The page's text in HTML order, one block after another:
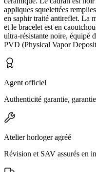
appliques squelettées
en saphir traité antireflet. La
et le bracelet est en
ultra-résistante noire, équipé
PVD (Physical Vapor
Agent officiel
Authenticité garantie,
Atelier horloger agréé
Révision et SAV assurés en